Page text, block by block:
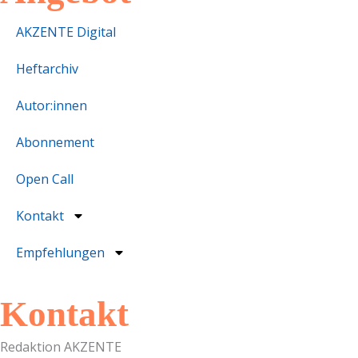
AKZENTE Digital
Heftarchiv
Autor:innen
Abonnement
Open Call
Kontakt
Empfehlungen
Kontakt
Redaktion AKZENTE